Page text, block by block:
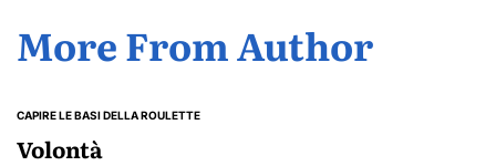
More From Author
POSTED
CAPIRE LE BASI DELLA ROULETTE
Volontà